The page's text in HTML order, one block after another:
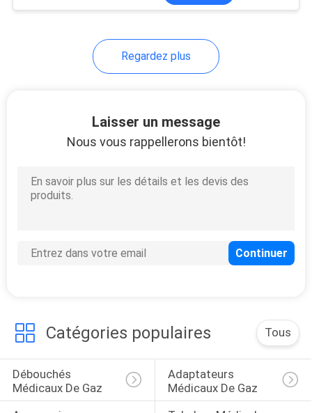
d'aspiration
Régulateurs de vide
de Venturi
d'aspiration
5
Regardez plus
Laisser un message
Nous vous rappellerons bientôt!
Catégories populaires Tous
Débouchés
Médicaux De Gaz
Adaptateurs
Médicaux De Gaz